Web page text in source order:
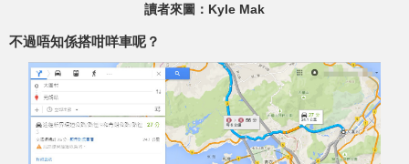
讀者來圖：Kyle Mak
不過唔知係搭咁咩車呢？